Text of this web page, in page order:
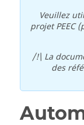
Veuillez
projet PEEC
/!\ La
des